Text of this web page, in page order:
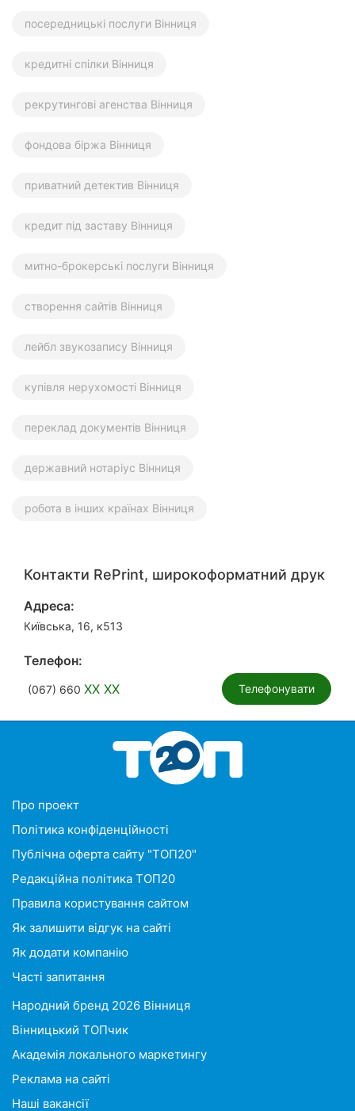
Карпати
посередницькі послуги Вінниця
кредитні спілки Вінниця
рекрутингові агенства Вінниця
фондова біржа Вінниця
приватний детектив Вінниця
кредит під заставу Вінниця
митно-брокерські послуги Вінниця
створення сайтів Вінниця
лейбл звукозапису Вінниця
купівля нерухомості Вінниця
переклад документів Вінниця
державний нотаріус Вінниця
робота в інших країнах Вінниця
Контакти RePrint, широкоформатний друк
Адреса:
Київська, 16, к513
Телефон:
(067) 660 XX XX Телефонувати
Про проект
Політика конфіденційності
Публічна оферта сайту "ТОП20"
Редакційна політика ТОП20
Правила користування сайтом
Як залишити відгук на сайті
Як додати компанію
Часті запитання
Народний бренд 2026 Вінниця
Вінницький ТОПчик
Академія локального маркетингу
Реклама на сайті
Наші вакансії